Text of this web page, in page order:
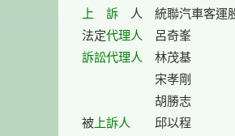
上　訴 人　統聯汽車客運
法定代理人
呂奇峯
訴訟代理人
林茂基
宋孝剛
胡勝志
被上訴人
邱以程